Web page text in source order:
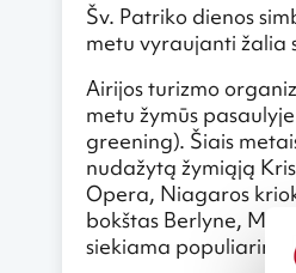
Šv. Patriko dienos
metu vyraujanti žalia
Airijos turizmo
metu žymūs
greening). Šiais
nudažytą žymiąją
Opera, Niagaros
bokštas Berlyne,
siekiama populiarinti